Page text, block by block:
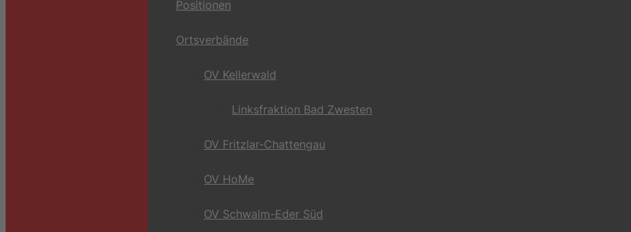
Positionen
Ortsverbände
OV Kellerwald
Linksfraktion Bad Zwesten
OV Fritzlar-Chattengau
OV HoMe
OV Schwalm-Eder Süd